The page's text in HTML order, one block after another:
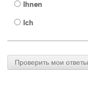
Ihnen
Ich
Проверить мои ответы